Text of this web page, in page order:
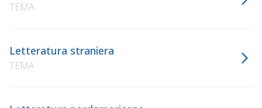
TEMA
Letteratura straniera
TEMA